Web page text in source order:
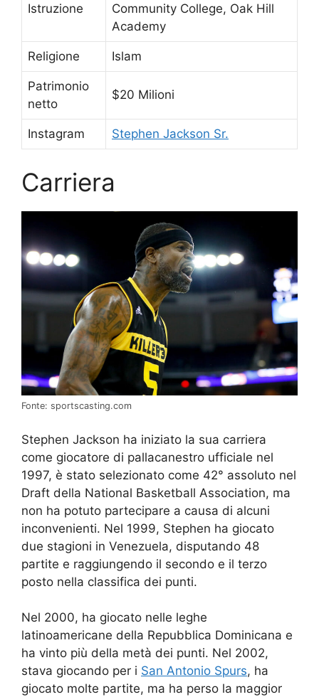
Istruzione
Community College, Oak Hill
Academy
Religione Islam
Patrimonio
netto
$20 Milioni
Instagram Stephen Jackson Sr.
Carriera
Fonte: sportscasting.com
Stephen Jackson ha iniziato la sua carriera
come giocatore di pallacanestro ufficiale nel
1997, è stato selezionato come 42° assoluto nel
Draft della National Basketball Association, ma
non ha potuto partecipare a causa di alcuni
inconvenienti. Nel 1999, Stephen ha giocato
due stagioni in Venezuela, disputando 48
partite e raggiungendo il secondo e il terzo
posto nella classifica dei punti.
Nel 2000, ha giocato nelle leghe
latinoamericane della Repubblica Dominicana e
ha vinto più della metà dei punti. Nel 2002,
stava giocando per i San Antonio Spurs, ha
giocato molte partite, ma ha perso la maggior